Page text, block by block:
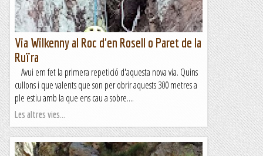
Via Wilkenny al Roc d'en Rosell o Paret de la
Ruïra
Avui em fet la primera repetició d'aquesta nova via. Quins
cullons i que valents que son per obrir aquests 300 metres a
ple estiu amb la que ens cau a sobre....
Les altres vies...